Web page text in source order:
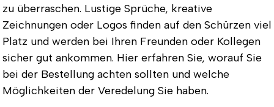
zu überraschen. Lustige Sprüche, kreative
Zeichnungen oder Logos finden auf den Schürzen viel
Platz und werden bei Ihren Freunden oder Kollegen
sicher gut ankommen. Hier erfahren Sie, worauf Sie
bei der Bestellung achten sollten und welche
Möglichkeiten der Veredelung Sie haben.